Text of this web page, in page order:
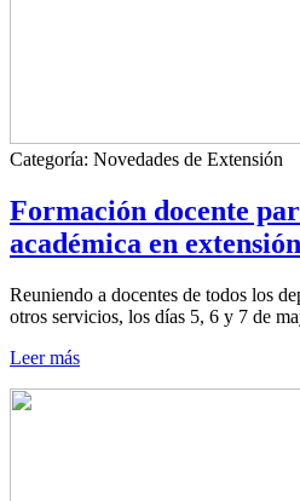
Categoría: Novedades de Extensión
Formación docente
académica en
Reuniendo a docentes de todos los
otros servicios, los días 5, 6 y 7 de
Leer más